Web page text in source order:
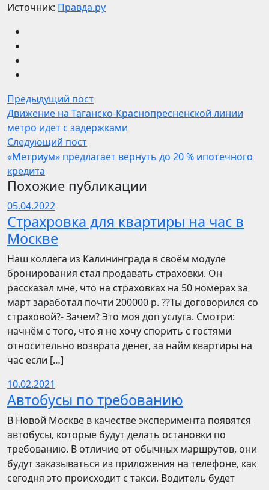
Источник: Правда.ру
Предыдущий пост
Движение на Таганско-Краснопресненской линии
метро идет с задержками
Следующий пост
«Метриум» предлагает вернуть до 20 % ипотечного
кредита
Похожие публикации
05.04.2022
Страхровка для квартиры на час в
Москве
Наш коллега из Калининграда в своём модуле
бронирования стал продавать страховки. Он
рассказал мне, что на страховках на 50 номерах за
март заработал почти 200000 р. ??Ты договорился со
страховой?- Зачем? Это моя доп услуга. Смотри:
начнём с того, что я не хочу спорить с гостями
относительно возврата денег, за найм квартиры на
час если […]
10.02.2021
Автобусы по требованию
В Новой Москве в качестве эксперимента появятся
автобусы, которые будут делать остановки по
требованию. В отличие от обычных маршрутов, они
будут заказываться из приложения на телефоне, как
сегодня это происходит с такси. Водитель будет